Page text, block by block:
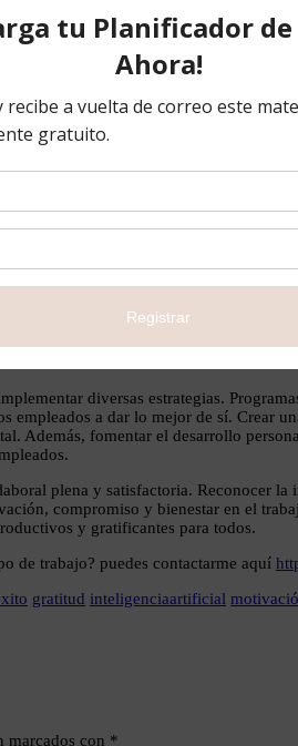
así como mostrar aprecio por
Mostrar gratitud también puede
al fomentar relaciones más
se sienten más comprometidos y
Las herramientas tecnológicas
han transformado la manera
Las plataformas de colaboración en
Además, las herramientas de
instantánea y pública.
diversas estrategias.
a dar lo mejor de sí. Crear
Además, fomentar el desarrollo
plena y satisfactoria. Reconocer la
compromiso y bienestar en el
y gratificantes para todos.
de trabajo? puedes contactarme aquí
gratitud inteligenciaartificial
marcados con *